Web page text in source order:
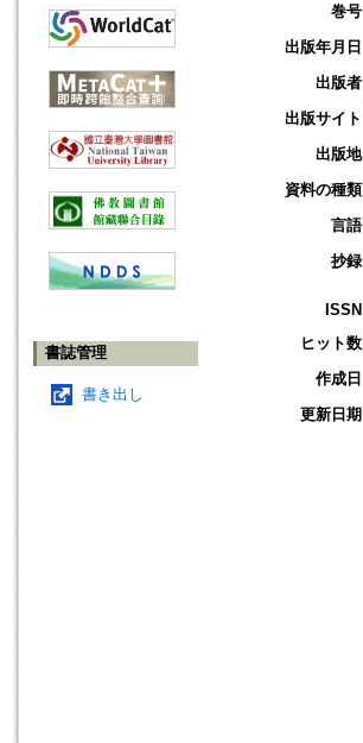
書誌管理
書き出し
巻号
出版年月日
出版者
出版サイト
出版地
資料の種類
言語
抄録
ISSN
ヒット数
作成日
更新日期